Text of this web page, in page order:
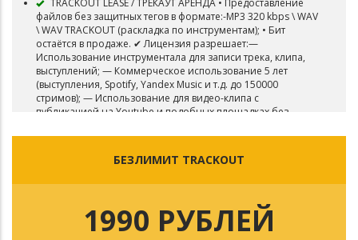
TRACKOUT LEASE / ТРЕКАУТ АРЕНДА • Предоставление
файлов без защитных тегов в формате:-MP3 320 kbps \ WAV
\ WAV TRACKOUT (раскладка по инструментам); • Бит
остаётся в продаже. ✔ Лицензия разрешает:—
Использование инструментала для записи трека, клипа,
выступлений; — Коммерческое использование 5 лет
(выступления, Spotify, Yandex Music и т.д. до 150000
стримов); — Использование для видео-клипа с
публикацией на Youtube и подобных площадках без
автора.
БЕЗЛИМИТ TRACKOUT
1990 РУБЛЕЙ